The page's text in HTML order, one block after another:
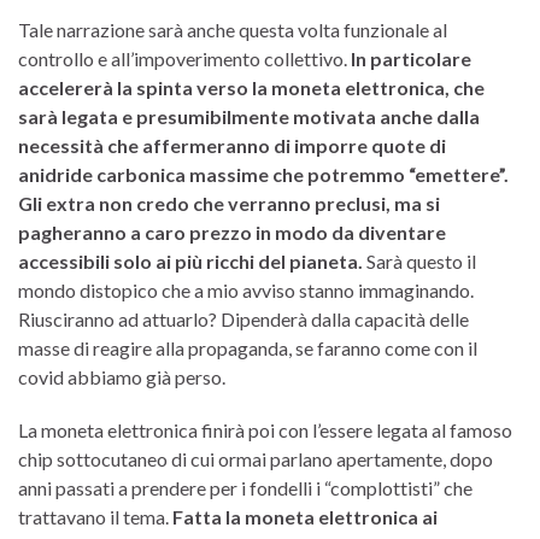
Tale narrazione sarà anche questa volta funzionale al
controllo e all’impoverimento collettivo. In particolare
accelererà la spinta verso la moneta elettronica, che
sarà legata e presumibilmente motivata anche dalla
necessità che affermeranno di imporre quote di
anidride carbonica massime che potremmo “emettere”.
Gli extra non credo che verranno preclusi, ma si
pagheranno a caro prezzo in modo da diventare
accessibili solo ai più ricchi del pianeta. Sarà questo il
mondo distopico che a mio avviso stanno immaginando.
Riusciranno ad attuarlo? Dipenderà dalla capacità delle
masse di reagire alla propaganda, se faranno come con il
covid abbiamo già perso.
La moneta elettronica finirà poi con l’essere legata al famoso
chip sottocutaneo di cui ormai parlano apertamente, dopo
anni passati a prendere per i fondelli i “complottisti” che
trattavano il tema. Fatta la moneta elettronica ai